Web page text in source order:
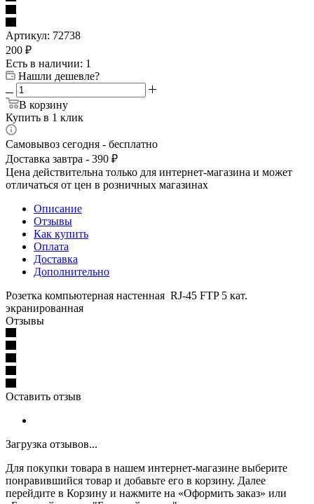
Артикул: 72738
200 ₽
Есть в наличии: 1
Нашли дешевле?
В корзину
Купить в 1 клик
Самовывоз сегодня - бесплатно
Доставка завтра - 390 ₽
Цена действительна только для интернет-магазина и может
отличаться от цен в розничных магазинах
Описание
Отзывы
Как купить
Оплата
Доставка
Дополнительно
Розетка компьютерная настенная RJ-45 FTP 5 кат.
экранированная
Отзывы
Оставить отзыв
Загрузка отзывов...
Для покупки товара в нашем интернет-магазине выберите
понравившийся товар и добавьте его в корзину. Далее
перейдите в Корзину и нажмите на «Оформить заказ» или